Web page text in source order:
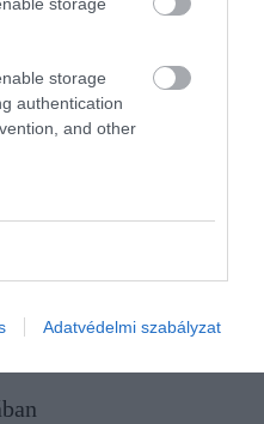
storage
authentication
and other
Adatvédelmi szabályzat